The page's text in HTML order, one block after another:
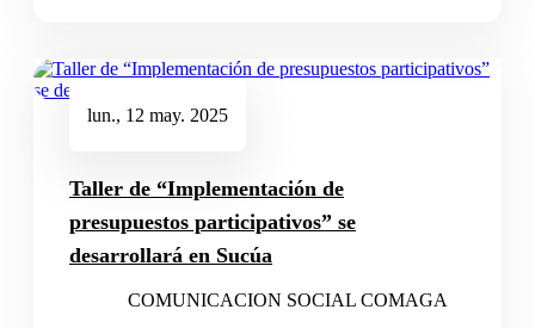
lun., 12 may. 2025
Taller de “Implementación de
presupuestos participativos” se
desarrollará en Sucúa
COMUNICACION SOCIAL COMAGA